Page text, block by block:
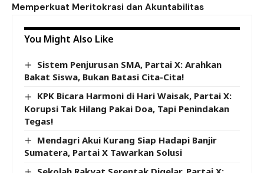
Memperkuat Meritokrasi dan Akuntabilitas
You Might Also Like
Sistem Penjurusan SMA, Partai X: Arahkan
Bakat Siswa, Bukan Batasi Cita-Cita!
KPK Bicara Harmoni di Hari Waisak, Partai X:
Korupsi Tak Hilang Pakai Doa, Tapi Penindakan
Tegas!
Mendagri Akui Kurang Siap Hadapi Banjir
Sumatera, Partai X Tawarkan Solusi